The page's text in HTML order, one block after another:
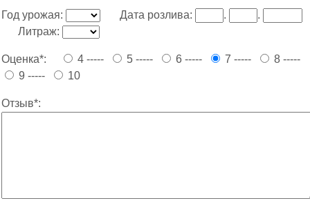
Год урожая: Дата розлива: .
.
Литраж:
Оценка*: 4 ----- 5 ----- 6 ----- 7 -----
8 -----
9 -----
10
Отзыв*: